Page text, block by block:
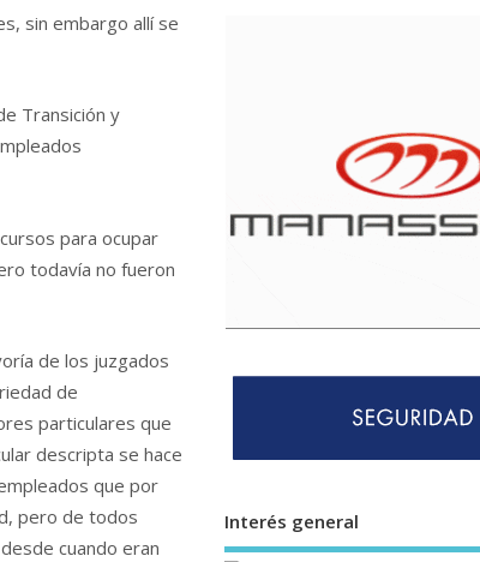
sin embargo allí se
Transición y
para ocupar
todavía no fueron
de los juzgados
de
particulares que
descripta se hace
que por
pero de todos
cuando eran
Interés general